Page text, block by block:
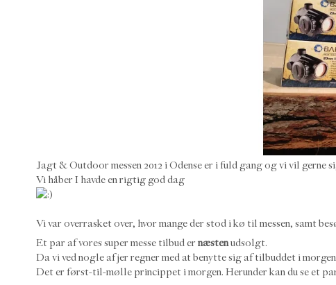
Jagt & Outdoor messen 2012 i Odense er i fuld gang og vi vil gerne
Vi håber I havde en rigtig god dag
Vi var overrasket over, hvor mange der stod i kø til messen, samt
Et par af vores super messe tilbud ernæstenudsolgt.
Da vi ved nogle af jer regner med at benytte sig af tilbuddet i
Det er først-til-mølle princippet i morgen. Herunder kan du se et